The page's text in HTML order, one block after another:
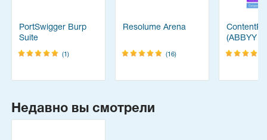
PortSwigger Burp
Suite
(1)
Resolume Arena
(16)
(ABBYY
Недавно вы смотрели